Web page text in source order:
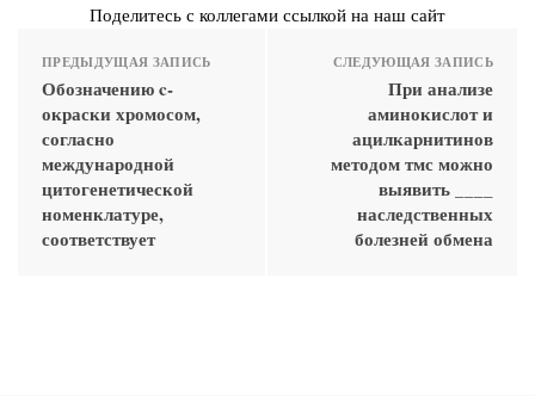
Поделитесь с коллегами ссылкой на наш сайт
ПРЕДЫДУЩАЯ ЗАПИСЬ
Обозначению c-
окраски хромосом,
согласно
международной
цитогенетической
номенклатуре,
соответствует
СЛЕДУЮЩАЯ ЗАПИСЬ
При анализе
аминокислот и
ацилкарнитинов
методом тмс можно
выявить ____
наследственных
болезней обмена